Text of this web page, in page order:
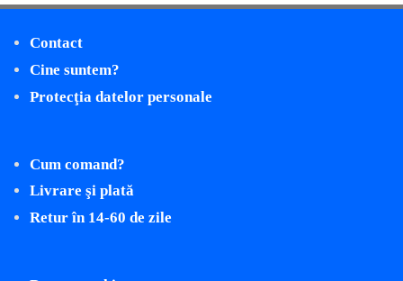
Contact
Cine suntem?
Protecţia datelor personale
Cum comand?
Livrare şi plată
Retur în 14-60 de zile